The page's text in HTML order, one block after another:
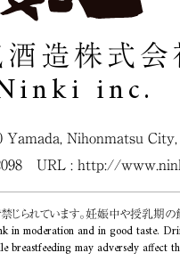
酒造株式会
inc.
Yamada, Nihonmatsu
URL : http://
られています。妊娠中や授乳期の
in moderation and in good taste.
may adversely affect